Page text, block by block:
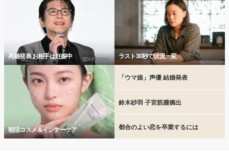
再婚発表 お相手は妊娠中 ラスト30秒で状況一変
朝活コスメ＆インナーケア
「ウマ娘」声優 結婚発表
鈴木砂羽 子宮筋腫摘出
都合のよい恋を卒業するには